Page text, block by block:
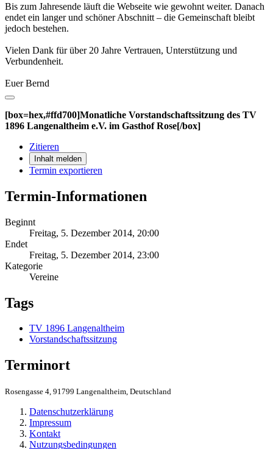
Bis zum Jahresende läuft die Webseite wie gewohnt weiter. Danach
endet ein langer und schöner Abschnitt – die Gemeinschaft bleibt
jedoch bestehen.
Vielen Dank für über 20 Jahre Vertrauen, Unterstützung und
Verbundenheit.
Euer Bernd
[box=hex,#ffd700]Monatliche Vorstandschaftssitzung des TV
1896 Langenaltheim e.V. im Gasthof Rose[/box]
Zitieren
Inhalt melden
Termin exportieren
Termin-Informationen
Beginnt
Freitag, 5. Dezember 2014, 20:00
Endet
Freitag, 5. Dezember 2014, 23:00
Kategorie
Vereine
Tags
TV 1896 Langenaltheim
Vorstandschaftssitzung
Terminort
Rosengasse 4, 91799 Langenaltheim, Deutschland
Datenschutzerklärung
Impressum
Kontakt
Nutzungsbedingungen